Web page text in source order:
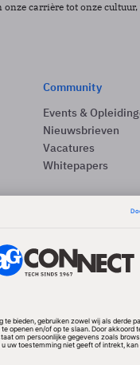
carrière tot onze cultuur,
Community
Events &
Nieuwsbrieven
Vacatures
Whitepapers